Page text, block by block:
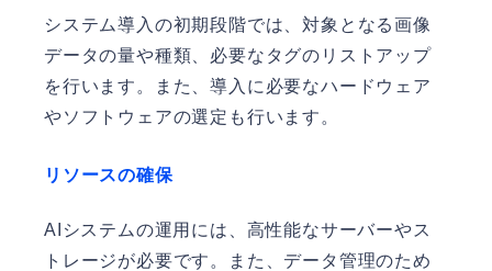
システム導入の初期段階では、対象となる画像
データの量や種類、必要なタグのリストアップ
を行います。また、導入に必要なハードウェア
やソフトウェアの選定も行います。
リソースの確保
AIシステムの運用には、高性能なサーバーやス
トレージが必要です。また、データ管理のため